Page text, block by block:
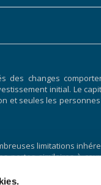
des changes
initial. Le
et seules les
limitations
pertes similaires à
par un programme
la négociation